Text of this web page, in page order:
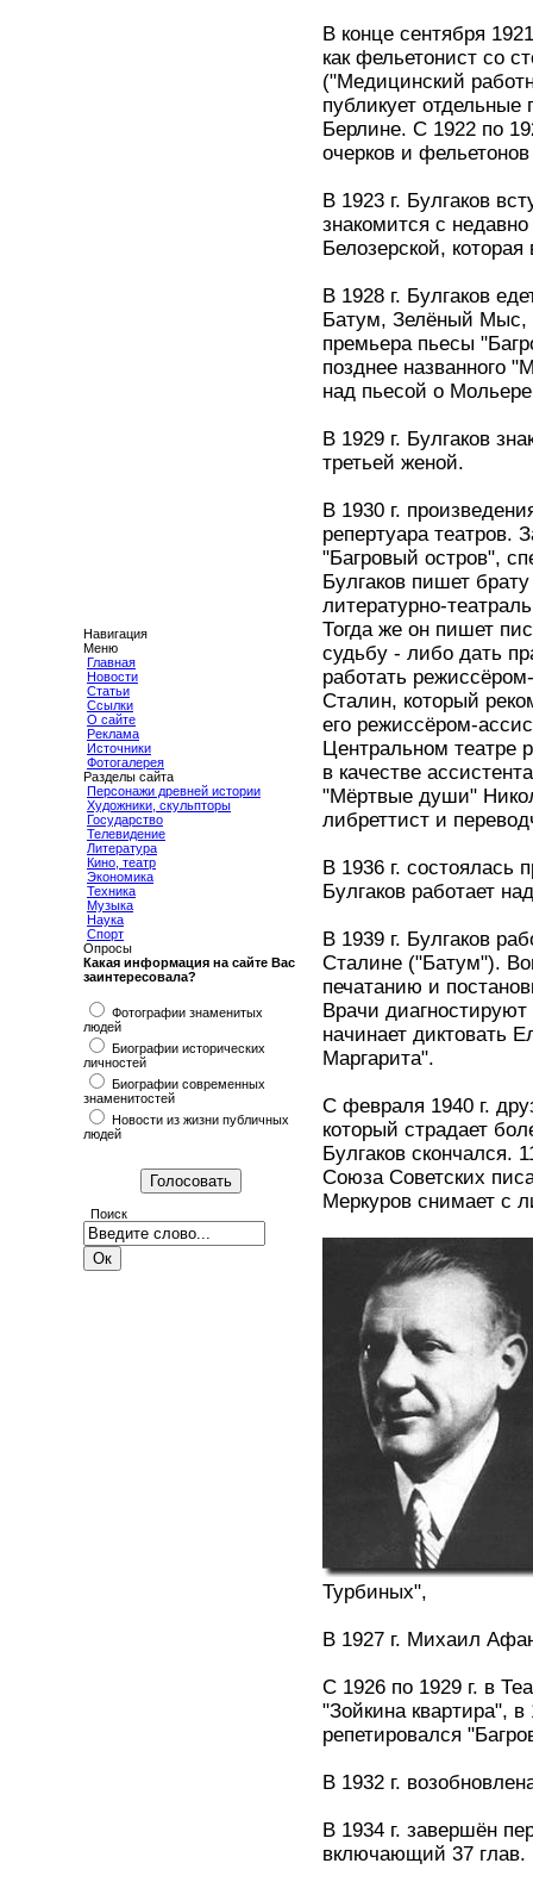
Навигация
Меню
Главная
Новости
Статьи
Ссылки
О сайте
Реклама
Источники
Фотогалерея
Разделы сайта
Персонажи древней истории
Художники, скульпторы
Государство
Телевидение
Литература
Кино, театр
Экономика
Техника
Музыка
Наука
Спорт
Опросы
Какая информация на сайте Вас
заинтересовала?
Фотографии знаменитых
людей
Биографии исторических
личностей
Биографии современных
знаменитостей
Новости из жизни публичных
людей
Поиск
В конце сентября
как фельетонист со
("Медицинский
публикует отдельные
Берлине. С 1922 по
очерков и
В 1923 г. Булгаков
знакомится с
Белозерской,
В 1928 г. Булгаков
Батум, Зелёный Мыс,
премьера пьесы
позднее названного
над пьесой о
В 1929 г. Булгаков
третьей женой.
В 1930 г.
репертуара театров.
"Багровый остров",
Булгаков пишет
литературно-
Тогда же он пишет
судьбу - либо дать
работать
Сталин, который
его режиссёром-
Центральном
в качестве
"Мёртвые души"
либреттист и
В 1936 г. состоялась
Булгаков работает
В 1939 г. Булгаков
Сталине ("Батум").
печатанию и
Врачи
начинает диктовать
Маргарита".
С февраля 1940 г.
который страдает
Булгаков скончался.
Союза Советских
Меркуров снимает с
Турбиных",
В 1927 г. Михаил
С 1926 по 1929 г. в
"Зойкина квартира",
репетировался
В 1932 г.
В 1934 г. завершён
включающий 37 глав.